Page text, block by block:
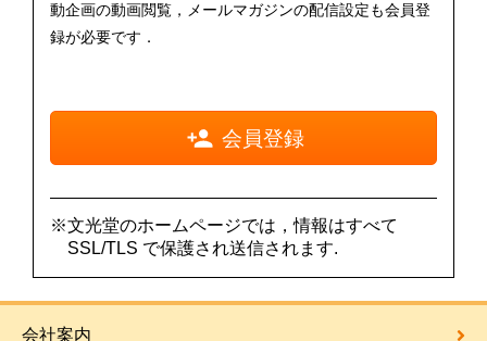
動企画の動画閲覧，メールマガジンの配信設定も会員登
録が必要です．
会員登録
※文光堂のホームページでは，情報はすべて
SSL/TLS で保護され送信されます.
会社案内